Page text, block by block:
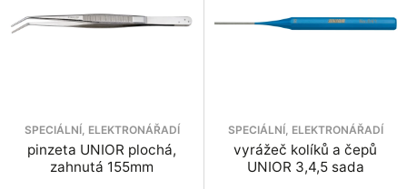
SPECIÁLNÍ, ELEKTRONÁŘADÍ
pinzeta UNIOR plochá,
zahnutá 155mm
SPECIÁLNÍ, ELEKTRONÁŘADÍ
vyrážeč kolíků a čepů
UNIOR 3,4,5 sada